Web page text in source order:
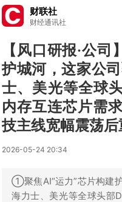
财联社
财经通讯社
【风口研报·公
护城河，这家公
士、美光等全球
内存互连芯片需
技主线宽幅震荡
2026-05-24 20:34
①聚焦AI“运力”芯片构建
海力士、美光等全球头部